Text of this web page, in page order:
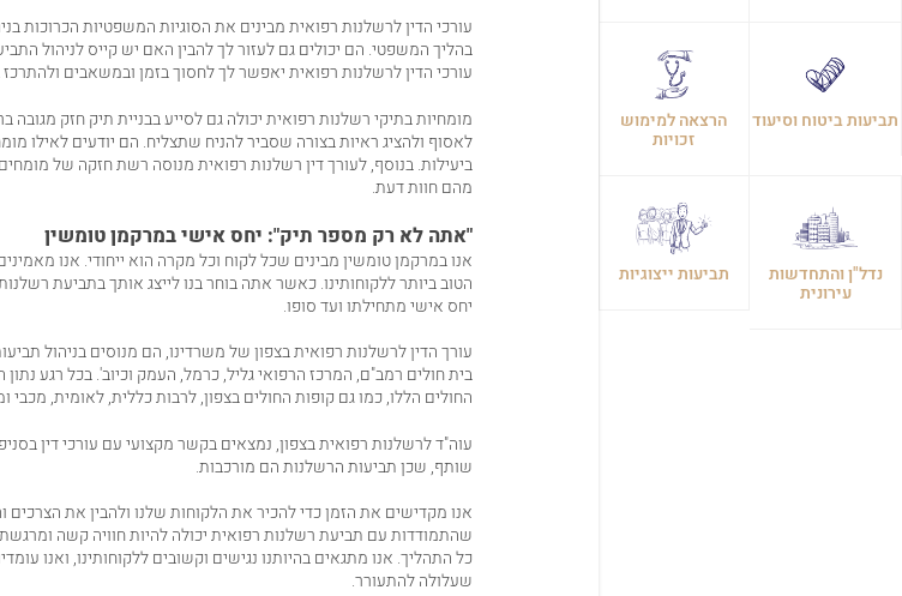
תביעות ביטוח וסיעוד הרצאה למימוש
זכויות
נדל"ן והתחדשות
עירונית
תביעות ייצוגיות
עורכי הדין לרשלנות רפואית מבינים את הסוגיות המשפטיות הכרוכות
בהליך המשפטי. הם יכולים גם לעזור לך להבין האם יש קייס לניהול
עורכי הדין לרשלנות רפואית יאפשר לך לחסוך בזמן ובמשאבים ולהתרכז
מומחיות בתיקי רשלנות רפואית יכולה גם לסייע בבניית תיק חזק מגובה
לאסוף ולהציג ראיות בצורה שסביר להניח שתצליח. הם יודעים לאילו
ביעילות. בנוסף, לעורך דין רשלנות רפואית מנוסה רשת חזקה של
מהם חוות דעת.
"אתה לא רק מספר תיק": יחס אישי במרקמן טומשין
אנו במרקמן טומשין מבינים שכל לקוח וכל מקרה הוא ייחודי. אנו
הטוב ביותר ללקוחותינו. כאשר אתה בוחר בנו לייצג אותך בתביעת
יחס אישי מתחילתו ועד סופו.
עורך הדין לרשלנות רפואית בצפון של משרדינו, הם מנוסים בניהול
בית חולים רמב"ם,המרכז הרפואי גליל,כרמל,העמק וכיוב'. בכל רגע
החולים הללו, כמו גם קופות החולים בצפון, לרבותכללית,לאומית,מכבי
עוה"ד לרשלנות רפואית בצפון, נמצאים בקשר מקצועי עם עורכי דין
שותף, שכן תביעות הרשלנות הם מורכבות.
אנו מקדישים את הזמן כדי להכיר את הלקוחות שלנו ולהבין את הצרכים
שהתמודדות עם תביעת רשלנות רפואית יכולה להיות חוויה קשה
כל התהליך. אנו מתגאים בהיותנו נגישים וקשובים ללקוחותינו, ואנו
שעלולה להתעורר.